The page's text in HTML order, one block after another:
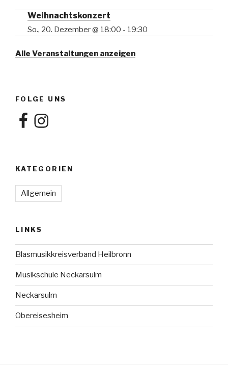
Weihnachtskonzert
So., 20. Dezember @ 18:00 - 19:30
Alle Veranstaltungen anzeigen
FOLGE UNS
FacebookInstagram
KATEGORIEN
Allgemein
LINKS
Blasmusikkreisverband Heilbronn
Musikschule Neckarsulm
Neckarsulm
Obereisesheim